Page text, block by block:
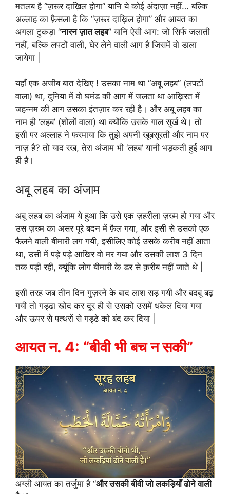
मतलब है “ज़रूर दाख़िल होगा” यानि ये कोई अंदाज़ा नहीं… बल्कि
अल्लाह का फ़ैसला है कि “ज़रूर दाख़िल होगा” और आयत का
अगला टुकड़ा “नारन ज़ात लहब” यानि ऐसी आग: जो सिर्फ जलाती
नहीं, बल्कि लपटों वाली, घेर लेने वाली आग है जिसमें वो डाला
जायेगा |
यहाँ एक अजीब बात देखिए ! उसका नाम था “अबू लहब” (लपटों
वाला) था, दुनिया में वो घमंड की आग में जलता था आख़िरत में
जहन्नम की आग उसका इंतज़ार कर रही है। और अबू लहब का
नाम ही ‘लहब’ (शोलों वाला) था क्योंकि उसके गाल सुर्ख थे। तो
इसी पर अल्लाह ने फरमाया कि तुझे अपनी खूबसूरती और नाम पर
नाज़ है? तो याद रख, तेरा अंजाम भी ‘लहब’ यानी भड़कती हुई आग
ही है।
अबू लहब का अंजाम
अबू लहब का अंजाम ये हुआ कि उसे एक ज़हरीला ज़ख्म हो गया और
उस ज़ख्म का असर पूरे बदन में फ़ैल गया, और इसी से उसको एक
फैलने वाली बीमारी लग गयी, इसीलिए कोई उसके करीब नहीं आता
था, उसी में पड़े पड़े आखिर वो मर गया और उसकी लाश 3 दिन
तक पड़ी रही, क्यूंकि लोग बीमारी के डर से क़रीब नहीं जाते थे |
इसी तरह जब तीन दिन गुज़रने के बाद लाश सड़ गयी और बदबू बढ़
गयी तो गड्ढा खोद कर दूर ही से उसको उसमें धकेल दिया गया
और ऊपर से पत्थरों से गड्ढे को बंद कर दिया |
आयत न. 4: “बीवी भी बच न सकी”
अग्ली आयत का तर्जुमा है “और उसकी बीवी जो लकड़ियाँ ढोने वाली